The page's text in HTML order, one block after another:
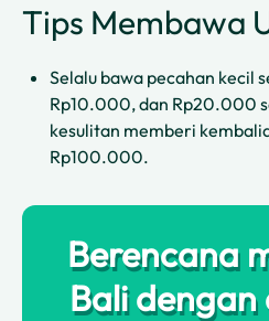
Tips Membawa
Selalu bawa pecahan kecil
Rp10.000, dan Rp20.000
kesulitan memberi
Rp100.000.
Berencana
Bali